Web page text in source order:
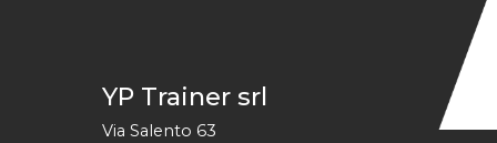
YP Trainer srl
Via Salento 63